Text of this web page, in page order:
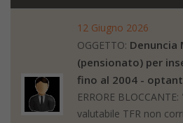
12 Giugno 2026
OGGETTO: Denuncia
(pensionato) per
fino al 2004 -
ERRORE
valutabile TFR non